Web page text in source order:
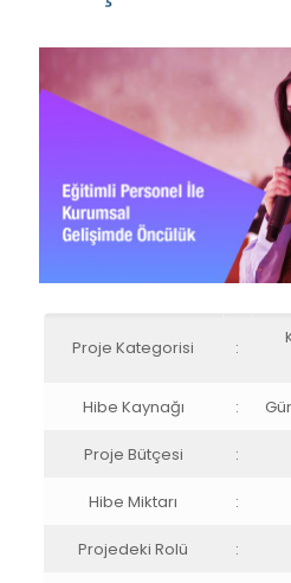
Proje Kategorisi :
Hibe Kaynağı :
Proje Bütçesi :
Hibe Miktarı :
Projedeki Rolü :